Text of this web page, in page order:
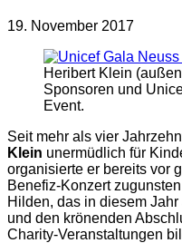
19. November 2017
Heribert Klein
Sponsoren und
Event.
Seit mehr als vier
Klein unermüdlich für
organisierte er bereits vor
Benefiz-Konzert
Hilden, das in diesem
und den krönenden
Charity-Veranstaltungen